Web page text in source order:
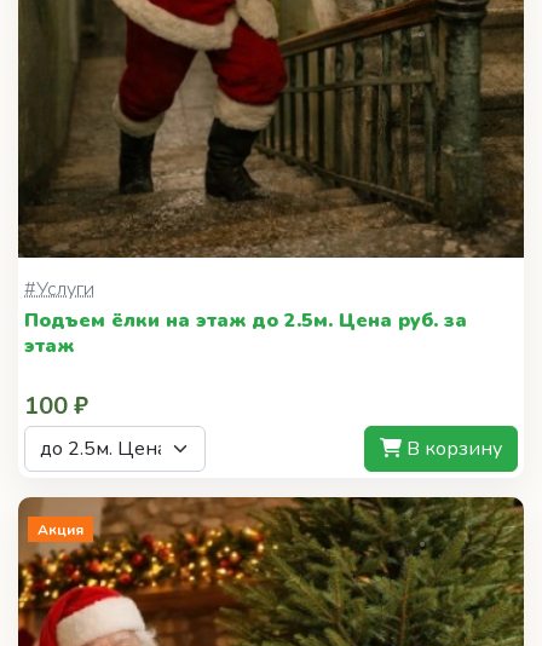
#Услуги
Подъем ёлки на этаж до 2.5м. Цена руб. за
этаж
100 ₽
В корзину
Акция